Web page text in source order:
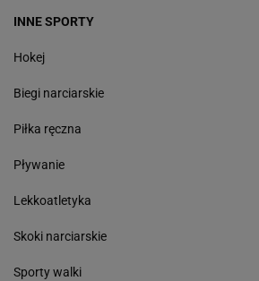
INNE SPORTY
Hokej
Biegi narciarskie
Piłka ręczna
Pływanie
Lekkoatletyka
Skoki narciarskie
Sporty walki